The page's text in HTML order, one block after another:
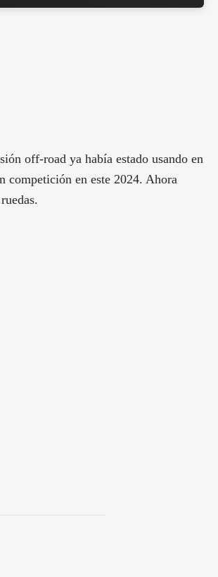
off-road ya había estado usando en
competición en este 2024. Ahora